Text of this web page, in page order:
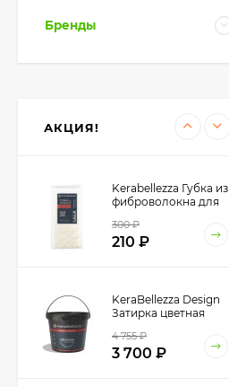
Бренды
АКЦИЯ!
Kerabellezza Губка из
фиброволокна для
затирки
300
210
KeraBellezza Design
Затирка цветная
4 755
3 700